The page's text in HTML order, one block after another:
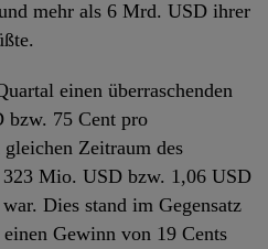
mehr als 6 Mrd. USD ihrer
einen überraschenden
bzw. 75 Cent pro
Zeitraum des
Mio. USD bzw. 1,06 USD
Dies stand im Gegensatz
Gewinn von 19 Cents